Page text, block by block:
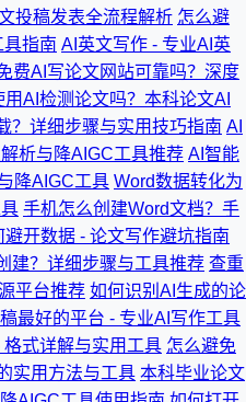
投稿发表全流程解析 怎么避
指南 AI英文写作 - 专业AI英
费AI写论文网站可靠吗？深度
AI检测论文吗？本科论文AI
？详细步骤与实用技巧指南 AI
析与降AIGC工具推荐 AI智能
降AIGC工具 Word数据转化为
手机怎么创建Word文档？手
避开数据 - 论文写作避坑指南
建？详细步骤与工具推荐 查重
平台推荐 如何识别AI生成的论
最好的平台 - 专业AI写作工具
式详解与实用工具 怎么避免
实用方法与工具 本科毕业论文